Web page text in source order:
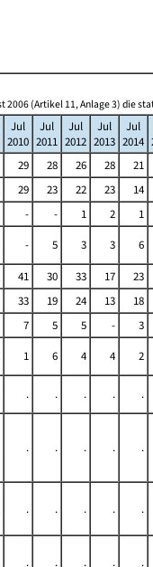
(Artikel 11, Anlage 3) die
Jul
2010
Jul
2011
Jul
2012
Jul
2013
Jul
2014
29 28 26 28
21
29 23 22 23
14
- - 1 2
1
- 5 3 3
6
41 30 33 17
23
33 19 24 13
18
7 5 5 -
3
1 6 4 4
2
. . . .
.
. . . . .
. . . . .
. . . . .